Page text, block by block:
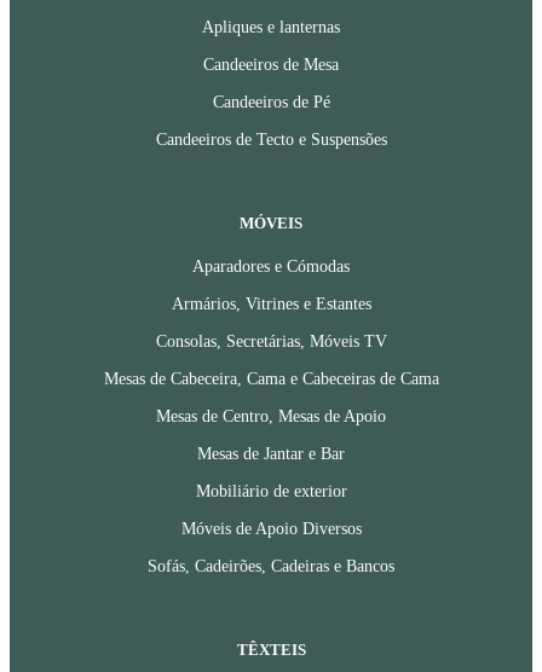
Apliques e lanternas
Candeeiros de Mesa
Candeeiros de Pé
Candeeiros de Tecto e Suspensões
MÓVEIS
Aparadores e Cómodas
Armários, Vitrines e Estantes
Consolas, Secretárias, Móveis TV
Mesas de Cabeceira, Cama e Cabeceiras de Cama
Mesas de Centro, Mesas de Apoio
Mesas de Jantar e Bar
Mobiliário de exterior
Móveis de Apoio Diversos
Sofás, Cadeirões, Cadeiras e Bancos
TÊXTEIS